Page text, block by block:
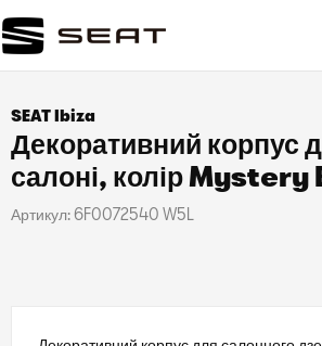
SEAT Ibiza
Декоративний корпус
салоні, колір Mystery
Артикул:6F0072540 W5L